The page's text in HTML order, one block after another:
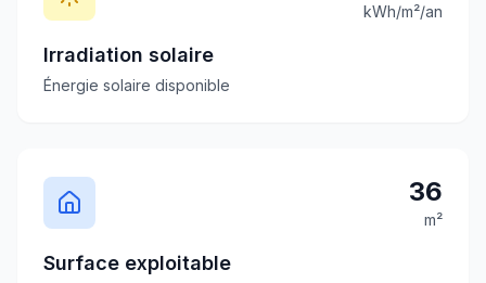
kWh/m²/an
Irradiation solaire
Énergie solaire disponible
36
m²
Surface exploitable